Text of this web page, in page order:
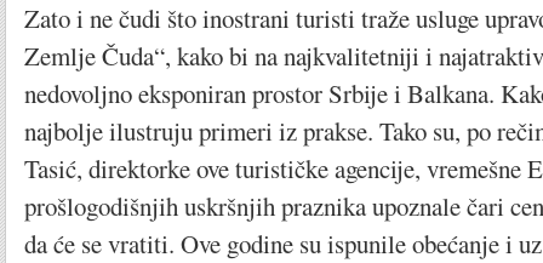
Zato i ne čudi što inostrani turisti traže usluge
Zemlje Čuda“, kako bi na najkvalitetniji i
nedovoljno eksponiran prostor Srbije i Balkana.
najbolje ilustruju primeri iz prakse. Tako su, po
Tasić, direktorke ove turističke agencije, vremešne
prošlogodišnjih uskršnjih praznika upoznale čari
da će se vratiti. Ove godine su ispunile obećanje i